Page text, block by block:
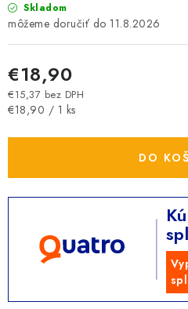
Doplnkové služby Profigaráž.sk
Skladom
11.8.2026
€18,90
€15,37 bez DPH
Jednotková cena:
€18,90 / 1 ks
DO